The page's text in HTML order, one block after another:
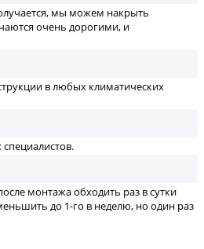
мы можем накрыть
очень дорогими, и
в любых климатических
монтажа обходить раз в сутки
до 1-го в неделю, но один раз